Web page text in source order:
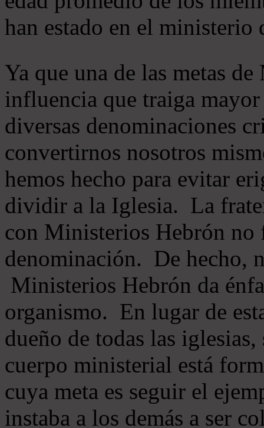
han estado en el ministerio
Ya que una de las metas
influencia que traiga
diversas denominaciones
convertirnos nosotros
hemos hecho para evitar
dividir a la Iglesia. La
con Ministerios Hebrón no
denominación. De hecho,
Ministerios Hebrón da
organismo. En lugar de
dueño de todas las
cuerpo ministerial está
cuya meta es seguir el
instaba a los demás a ser